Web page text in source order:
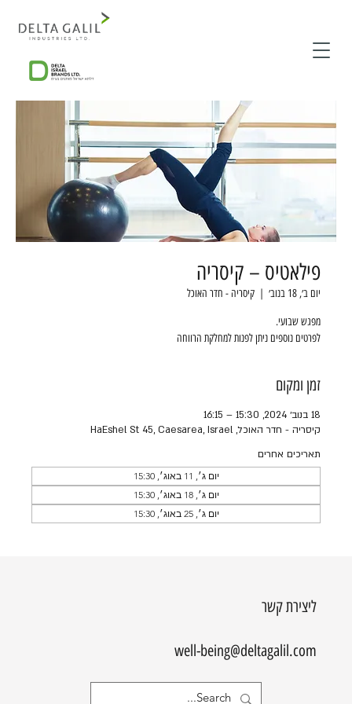
פילאטיס – קיסריה
יום ב׳, 18 בנוב׳
  |
קיסריה - חדר האוכל
לפרטים נוספים ניתן לפנות למחלקת הרווחה
זמן ומקום
18 בנוב׳ 2024, 15:30 – 16:15
קיסריה - חדר האוכל, HaEshel St 45, Caesarea, Israel
תאריכים אחרים
יום ג׳, 11 באוג׳, 15:30
יום ג׳, 18 באוג׳, 15:30
יום ג׳, 25 באוג׳, 15:30
ליצירת קשר
well-being@deltagalil.com